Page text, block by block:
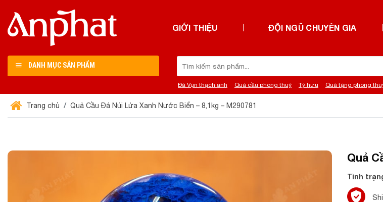
đến
nội
GIỚI THIỆU ĐỘI NGŨ CHUYÊN GIA
DANH MỤC SẢN PHẨM
kiếm:
Đá Vụn thạch anh Quả cầu phong thuỷ Tỳ hưu Quà tặng phong
Trang chủ Quả Cầu Đá Núi Lửa Xanh Nước Biển – 8,1kg – M290781
Quả
Tình